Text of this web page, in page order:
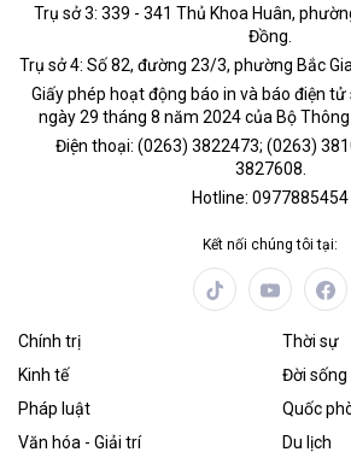
Trụ sở 3: 339 - 341 Thủ Khoa Huân,
Đồng.
Trụ sở 4: Số 82, đường 23/3, phường Bắc
Giấy phép hoạt động báo in và báo điện
ngày 29 tháng 8 năm 2024 của Bộ
Điện thoại: (0263) 3822473; (0263)
3827608.
Hotline: 0977885454
Kết nối chúng tôi tại:
Chính trị
Thời sự
Kinh tế
Đời sống
Pháp luật
Quốc
Văn hóa - Giải trí
Du lịch